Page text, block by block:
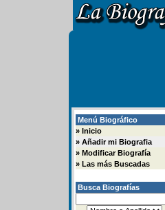
Menú Biográfico
» Inicio
» Añadir mi Biografia
» Modificar Biografía
» Las más Buscadas
Busca Biografías